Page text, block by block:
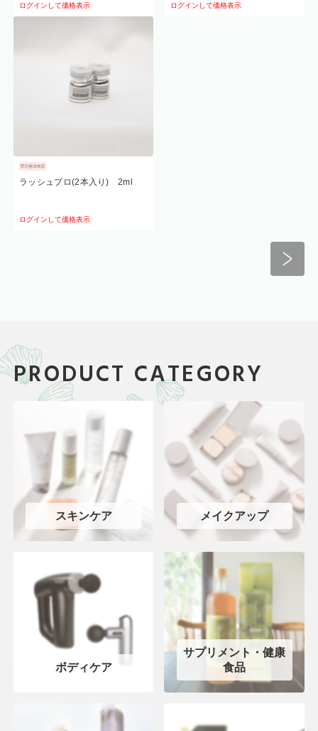
ログインして価格表示 ログインして価格表示
ラッシュプロ(2本入り) 2ml
ログインして価格表示
PRODUCT CATEGORY
スキンケア メイクアップ
ボディケア
サプリメント・健康
食品